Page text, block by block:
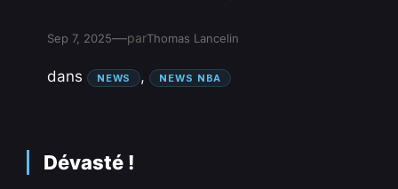
Sep 7, 2025—parThomas Lancelin
dans NEWS , NEWS NBA
Dévasté !